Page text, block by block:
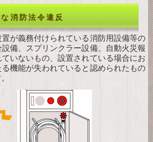
消防法令違反
が義務付けられている消防用設備等の
備、スプリンクラー設備、自動火災報
いないもの、設置されている場合にお
機能が失われていると認められたもの